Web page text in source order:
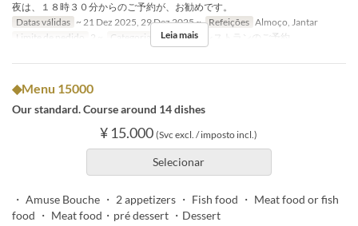
夜は、１８時３０分からのご予約が、お勧めです。
Datas válidas ~ 21 Dez 2025, 29 Dez 2025 ~ Refeições Almoço, Jantar
Limite de pedido
2 ~ Categoria de Assento レストランのご予約
Leia mais
◆Menu 15000
Our standard. Course around 14 dishes
¥ 15.000 (Svc excl. / imposto incl.)
Selecionar
・ Amuse Bouche ・ 2 appetizers ・ Fish food ・ Meat food or fish
food ・ Meat food・pré dessert ・Dessert